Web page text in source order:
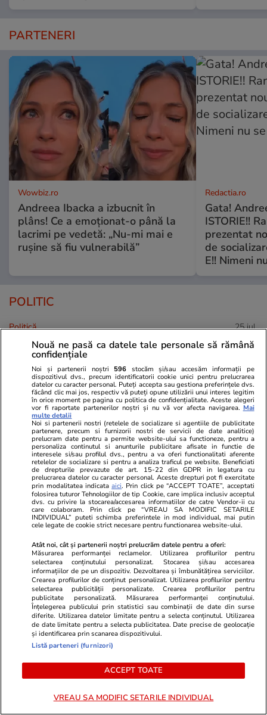
PARTENERI
Wowbiz.ro
Andreea Ibacka a izbucnit în
plâns! Ce a emoționat-o până la
lacrimi pe vedetă: „Nu-mi mai e
rușine să fiu vulnerabilă”
Redactia.ro
Gata!
ISTORIE!!
prezentat
de
E!! Nimeni
POLITIC
Politică 25 iul.
Mutarea prin care AUR, S.O.S. și
POT au făcut front comun în
opoziție împotriva legii care
permite Armatei să doboare
dronele neautorizate. CCR a
tranșat definitiv disputa
Politică 25 iul.
Cum a apărut Mirabela
Grădinaru la întâlnirea cu
președinta Indiei, Droupadi
Murmu, la Palatul Cotroceni.
Motivul pentru care a ales o
PARTENERI
Nouă ne pasă ca datele tale personale să rămână
confidențiale
Noi și partenerii noștri 596 stocăm și/sau accesăm informații pe
dispozitivul dvs., precum identificatorii cookie unici pentru prelucrarea
datelor cu caracter personal. Puteți accepta sau gestiona preferințele dvs.
făcând clic mai jos, respectiv vă puteți opune utilizării unui interes legitim
în orice moment pe pagina cu politica de confidențialitate. Aceste alegeri
vor fi raportate partenerilor noștri și nu vă vor afecta navigarea. Mai
multe detalii
Noi si partenerii nostri (retelele de socializare si agentiile de publicitate
partenere, precum si furnizorii nostri de servicii de date analitice)
prelucram date pentru a permite website-ului sa functioneze, pentru a
personaliza continutul si anunturile publicitare afisate in functie de
interesele si/sau profilul dvs., pentru a va oferi functionalitati aferente
retelelor de socializare si pentru a analiza traficul pe website. Beneficiati
de drepturile prevazute de art. 15-22 din GDPR in legatura cu
prelucrarea datelor cu caracter personal. Aceste drepturi pot fi exercitate
prin modalitatea indicataaici. Prin click pe “ACCEPT TOATE”, acceptati
folosirea tuturor Tehnologiilor de tip Cookie, care implica inclusiv acceptul
dvs. cu privire la stocarea/accesarea informatiilor de catre Vendor-ii cu
care colaboram. Prin click pe “VREAU SA MODIFIC SETARILE
INDIVIDUAL” puteti schimba preferintele in mod individual, mai putin
cele legate de cookie strict necesare pentru functionarea website-ului.
Atât noi, cât și partenerii noștri prelucrăm datele pentru a oferi:
Măsurarea performanței reclamelor. Utilizarea profilurilor pentru
selectarea conținutului personalizat. Stocarea și/sau accesarea
informațiilor de pe un dispozitiv. Dezvoltarea și îmbunătățirea serviciilor.
Crearea profilurilor de conținut personalizat. Utilizarea profilurilor pentru
selectarea publicității personalizate. Crearea profilurilor pentru
publicitate personalizată. Măsurarea performanței conținutului.
Înțelegerea publicului prin statistici sau combinații de date din surse
diferite. Utilizarea datelor limitate pentru a selecta conținutul. Utilizarea
de date limitate pentru a selecta publicitatea. Date precise de geolocație
și identificarea prin scanarea dispozitivului.
Listă parteneri (furnizori)
ACCEPT TOATE
VREAU SA MODIFIC SETARILE INDIVIDUAL